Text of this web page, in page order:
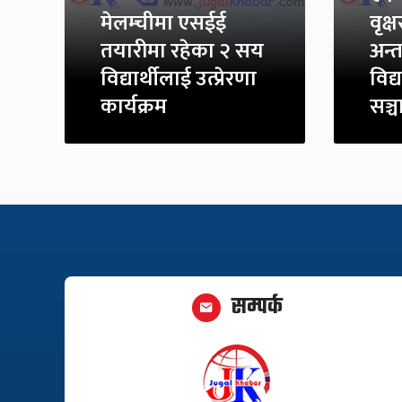
मेलम्चीमा एसईई
तयारीमा रहेका २ सय
विद्यार्थीलाई उत्प्रेरणा
कार्यक्रम
सम्पर्क